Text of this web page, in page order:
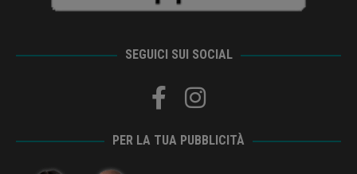
SEGUICI SUI SOCIAL
PER LA TUA PUBBLICITÀ